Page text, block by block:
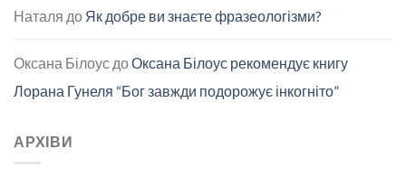
Наталя до Як добре ви знаєте фразеологізми?
Оксана Білоус доОксана Білоус рекомендує книгу
Лорана Гунеля “Бог завжди подорожує інкогніто”
АРХІВИ